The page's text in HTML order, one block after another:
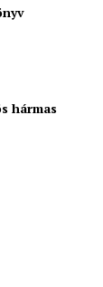
hármas